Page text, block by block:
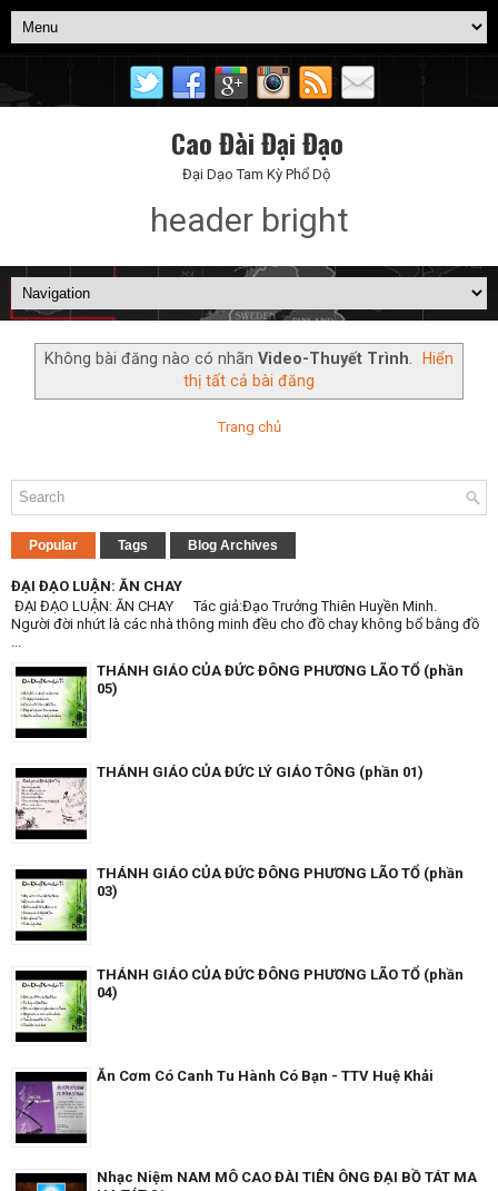
Cao Đài Đại Đạo
Đại Dạo Tam Kỳ Phổ Dộ
header bright
Không bài đăng nào có nhãn Video-Thuyết Trình.
Hiển
thị tất cả bài đăng
Trang chủ
Popular Tags Blog Archives
ĐẠI ĐẠO LUẬN: ĂN CHAY
ĐẠI ĐẠO LUẬN: ĂN CHAY Tác giả:Đạo Trưởng Thiên Huyền Minh.
Người đời nhứt là các nhà thông minh đều cho đồ chay không bổ bằng đồ
...
THÁNH GIÁO CỦA ĐỨC ĐÔNG PHƯƠNG LÃO TỔ (phần
05)
THÁNH GIÁO CỦA ĐỨC LÝ GIÁO TÔNG (phần 01)
THÁNH GIÁO CỦA ĐỨC ĐÔNG PHƯƠNG LÃO TỔ (phần
03)
THÁNH GIÁO CỦA ĐỨC ĐÔNG PHƯƠNG LÃO TỔ (phần
04)
Ăn Cơm Có Canh Tu Hành Có Bạn - TTV Huệ Khải
Nhạc Niệm NAM MÔ CAO ĐÀI TIÊN ÔNG ĐẠI BỒ TÁT MA